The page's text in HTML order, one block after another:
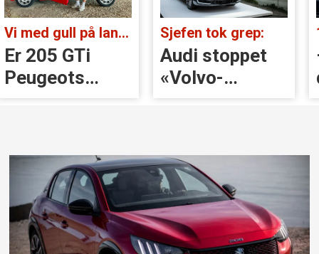
Sjefen tok grep:
Audi stoppet
«Volvo-
håndtak» rett
– Barndoms­
drøm å kjøpe
BMW